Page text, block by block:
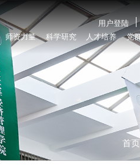
用户登陆
师资力量 科学研究 人才培养 党
首页